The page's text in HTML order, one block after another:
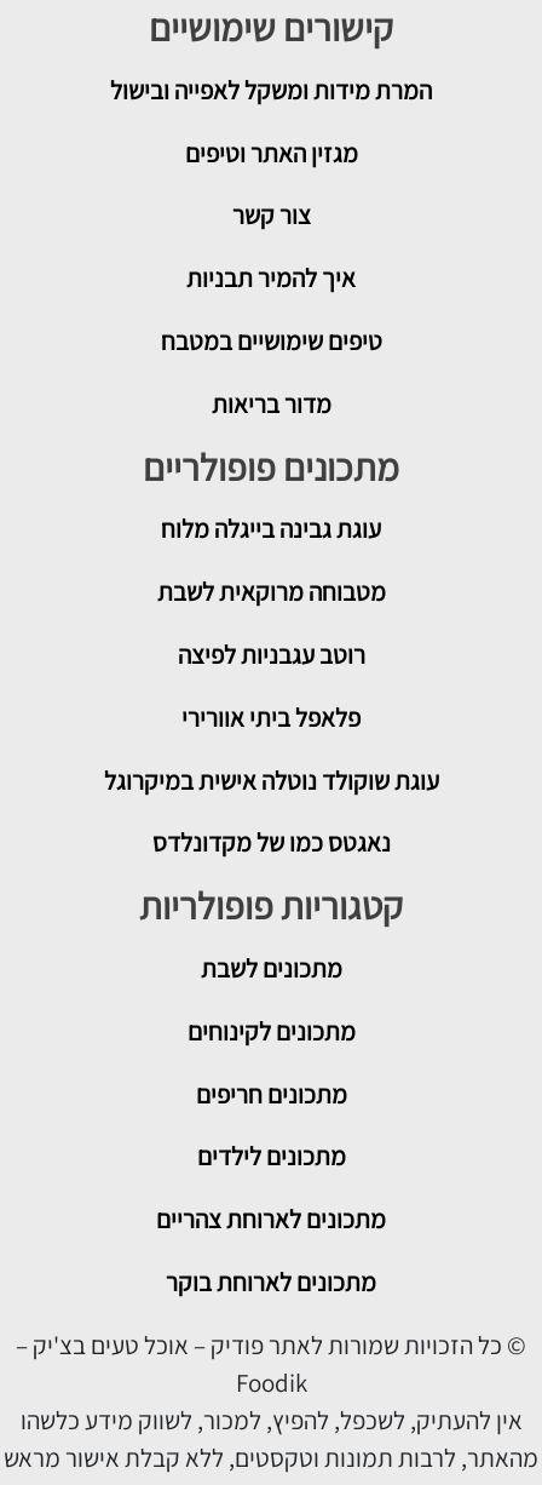
קישורים שימושיים
המרת מידות ומשקל לאפייה ובישול
מגזין האתר וטיפים
צור קשר
איך להמיר תבניות
טיפים שימושיים במטבח
מדור בריאות
מתכונים פופולריים
עוגת גבינה בייגלה מלוח
מטבוחה מרוקאית לשבת
רוטב עגבניות לפיצה
פלאפל ביתי אוורירי
עוגת שוקולד נוטלה אישית במיקרוגל
נאגטס כמו של מקדונלדס
קטגוריות פופולריות
מתכוניםלשבת
מתכונים לקינוחים
מתכונים חריפים
מתכונים לילדים
מתכונים לארוחת צהריים
מתכונים לארוחת בוקר
© כל הזכויות שמורות לאתר פודיק – אוכל טעים בצ'יק –
Foodik
אין להעתיק, לשכפל, להפיץ, למכור, לשווק מידע כלשהו
מהאתר, לרבות תמונות וטקסטים, ללא קבלת אישור מראש